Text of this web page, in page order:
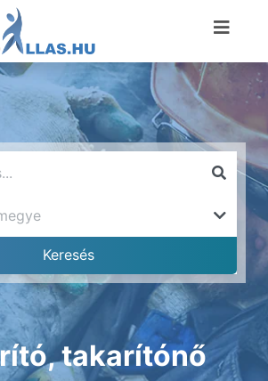
takarítónő